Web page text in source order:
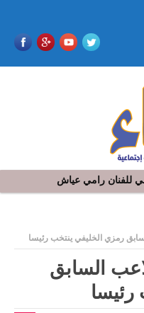
رؤوف ماهر يتالق و يشد الجمهور
رمزي الخليفي ينتخب رئيسا
السابق
رئيسا